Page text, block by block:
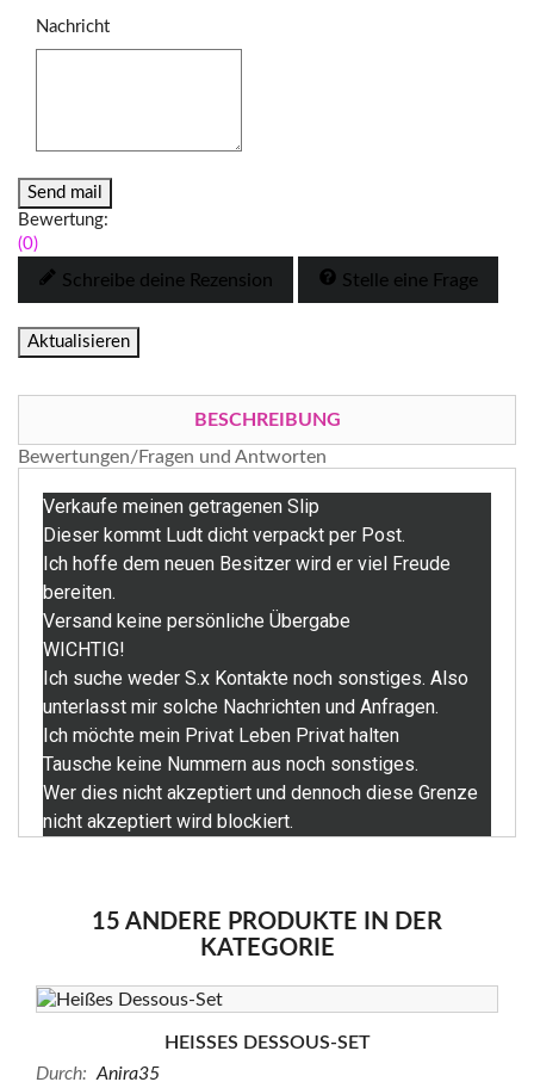
Nachricht
Send mail
Bewertung:
(0)
Schreibe deine Rezension Stelle eine Frage
BESCHREIBUNG
Bewertungen/Fragen und Antworten
Verkaufe meinen getragenen Slip
Dieser kommt Ludt dicht verpackt per Post.
Ich hoffe dem neuen Besitzer wird er viel Freude
bereiten.
Versand keine persönliche Übergabe
WICHTIG!
Ich suche weder S.x Kontakte noch sonstiges. Also
unterlasst mir solche Nachrichten und Anfragen.
Ich möchte mein Privat Leben Privat halten
Tausche keine Nummern aus noch sonstiges.
Wer dies nicht akzeptiert und dennoch diese Grenze
nicht akzeptiert wird blockiert.
15 ANDERE PRODUKTE IN DER
KATEGORIE
HEISSES DESSOUS-SET
Durch: Anira35